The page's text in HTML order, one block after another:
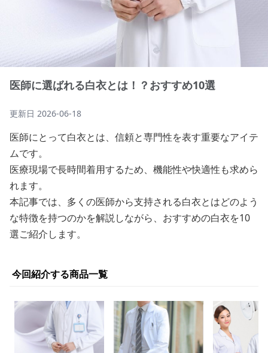
医師に選ばれる白衣とは！？おすすめ10選
更新日 2026-06-18
医師にとって白衣とは、信頼と専門性を表す重要なアイテ
ムです。
医療現場で長時間着用するため、機能性や快適性も求めら
れます。
本記事では、多くの医師から支持される白衣とはどのよう
な特徴を持つのかを解説しながら、おすすめの白衣を10
選ご紹介します。
今回紹介する商品一覧